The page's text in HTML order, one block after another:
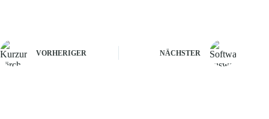
VORHERIGER NÄCHSTER